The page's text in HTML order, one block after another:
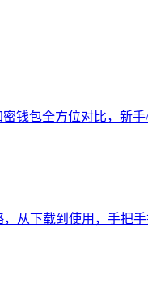
密钱包全方位对比，新
，从下载到使用，手把